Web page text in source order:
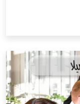
يفضل التعامل
أهم المميزات